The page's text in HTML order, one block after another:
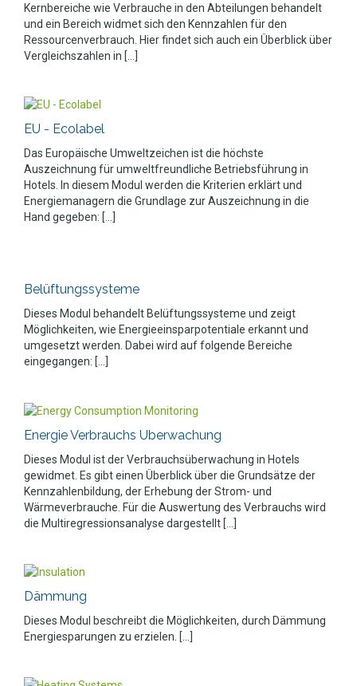
Kernbereiche wie Verbrauche in den Abteilungen behandelt
und ein Bereich widmet sich den Kennzahlen für den
Ressourcenverbrauch. Hier findet sich auch ein Überblick über
Vergleichszahlen in [...]
EU - Ecolabel
Das Europäische Umweltzeichen ist die höchste
Auszeichnung für umweltfreundliche Betriebsführung in
Hotels. In diesem Modul werden die Kriterien erklärt und
Energiemanagern die Grundlage zur Auszeichnung in die
Hand gegeben: [...]
Belüftungssysteme
Dieses Modul behandelt Belüftungssysteme und zeigt
Möglichkeiten, wie Energieeinsparpotentiale erkannt und
umgesetzt werden. Dabei wird auf folgende Bereiche
eingegangen: [...]
Energie Verbrauchs Uberwachung
Dieses Modul ist der Verbrauchsüberwachung in Hotels
gewidmet. Es gibt einen Überblick über die Grundsätze der
Kennzahlenbildung, der Erhebung der Strom- und
Wärmeverbrauche. Für die Auswertung des Verbrauchs wird
die Multiregressionsanalyse dargestellt [...]
Dämmung
Dieses Modul beschreibt die Möglichkeiten, durch Dämmung
Energiesparungen zu erzielen. [...]